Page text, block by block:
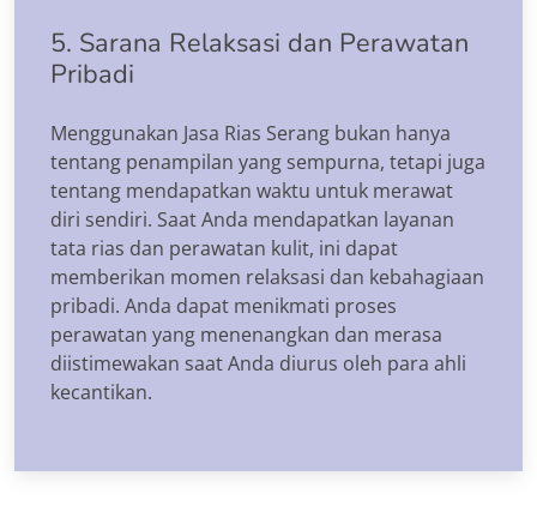
5. Sarana Relaksasi dan Perawatan
Pribadi
Menggunakan Jasa Rias Serang bukan hanya
tentang penampilan yang sempurna, tetapi juga
tentang mendapatkan waktu untuk merawat
diri sendiri. Saat Anda mendapatkan layanan
tata rias dan perawatan kulit, ini dapat
memberikan momen relaksasi dan kebahagiaan
pribadi. Anda dapat menikmati proses
perawatan yang menenangkan dan merasa
diistimewakan saat Anda diurus oleh para ahli
kecantikan.